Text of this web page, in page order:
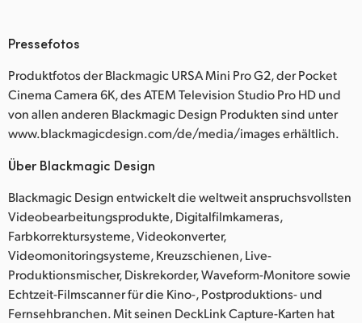
Pressefotos
Produktfotos der Blackmagic URSA Mini Pro G2, der Pocket
Cinema Camera 6K, des ATEM Television Studio Pro HD und
von allen anderen Blackmagic Design Produkten sind unter
www.blackmagicdesign.com/de/media/images erhältlich.
Über Blackmagic Design
Blackmagic Design entwickelt die weltweit anspruchsvollsten
Videobearbeitungsprodukte, Digitalfilmkameras,
Farbkorrektursysteme, Videokonverter,
Videomonitoringsysteme, Kreuzschienen, Live-
Produktionsmischer, Diskrekorder, Waveform-Monitore sowie
Echtzeit-Filmscanner für die Kino-, Postproduktions- und
Fernsehbranchen. Mit seinen DeckLink Capture-Karten hat